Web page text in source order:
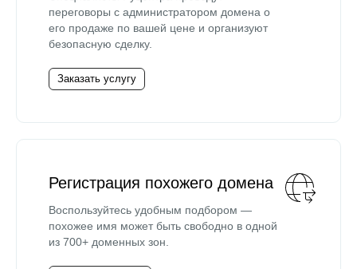
переговоры с администратором домена о
его продаже по вашей цене и организуют
безопасную сделку.
Заказать услугу
Регистрация похожего домена
Воспользуйтесь удобным подбором —
похожее имя может быть свободно в одной
из 700+ доменных зон.